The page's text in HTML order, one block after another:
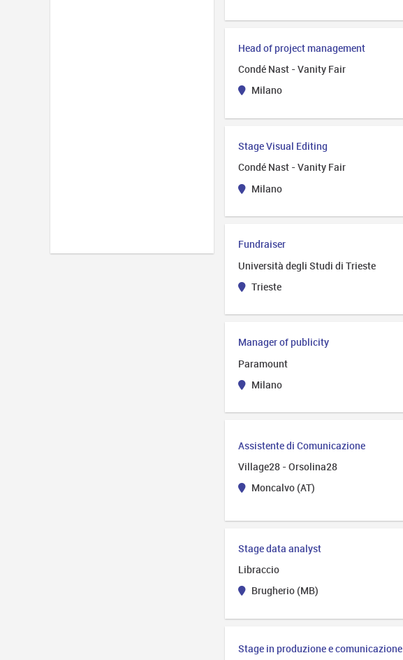
Head of project management
Condé Nast - Vanity Fair
Milano
Stage Visual Editing
Condé Nast - Vanity Fair
Milano
Fundraiser
Università degli Studi di Trieste
Trieste
Manager of publicity
Paramount
Milano
Assistente di Comunicazione
Village28 - Orsolina28
Moncalvo (AT)
Stage data analyst
Libraccio
Brugherio (MB)
Stage in produzione e comunicazione